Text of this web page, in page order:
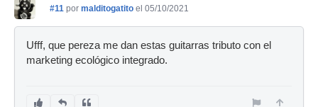
#11 por malditogatito el 05/10/2021
Ufff, que pereza me dan estas guitarras tributo con el
marketing ecológico integrado.